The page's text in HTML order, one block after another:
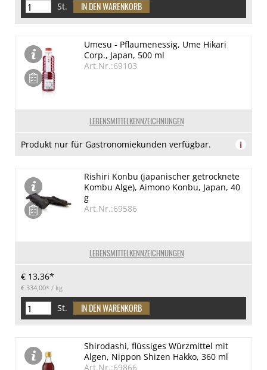
St.
LEBENSMITTELKENNZEICHNUNGEN
Umesu - Pflaumenessig, Ume Hikari
Corp., Japan, 500 ml
Art.Nr.:69103
Produkt nur für Gastronomiekunden verfügbar. i
LEBENSMITTELKENNZEICHNUNGEN
Rishiri Konbu (japanischer getrocknete
Kombu Alge), Aimono Konbu, Japan, 40
g
Art.Nr.:69586
€ 13,36*
€ 334,00* / kg
St.
Shirodashi, flüssiges Würzmittel mit
Algen, Nippon Shizen Hakko, 360 ml
Art.Nr.:69866